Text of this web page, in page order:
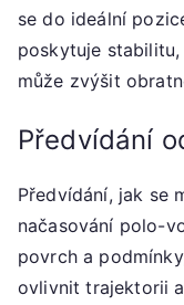
se do ideální
poskytuje
může zvýšit
Předvídání
Předvídání, jak se
načasování polo-
povrch a
ovlivnit trajektorii